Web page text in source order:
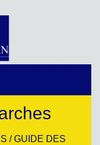
/GUIDE DES